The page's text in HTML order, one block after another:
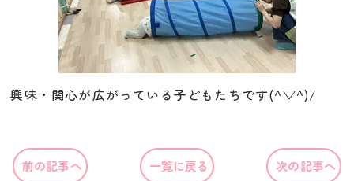
興味・関心が広がっている子どもたちです(^▽^)/
前の記事へ 一覧に戻る 次の記事へ